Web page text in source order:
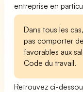
entreprise en
Dans tous les
pas comporter
favorables aux
Code du travail.
Retrouvez ci-